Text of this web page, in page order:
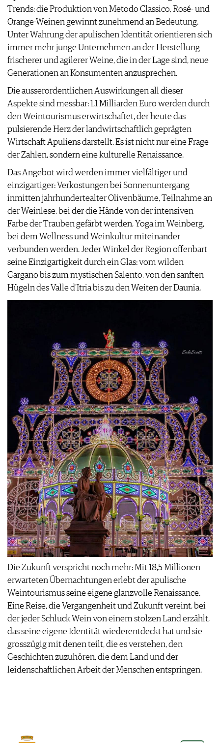
Trends: die Produktion von Metodo Classico, Rosé- und
Orange-Weinen gewinnt zunehmend an Bedeutung.
Unter Wahrung der apulischen Identität orientieren sich
immer mehr junge Unternehmen an der Herstellung
frischerer und agilerer Weine, die in der Lage sind, neue
Generationen an Konsumenten anzusprechen.
Die ausserordentlichen Auswirkungen all dieser
Aspekte sind messbar: 1,1 Milliarden Euro werden durch
den Weintourismus erwirtschaftet, der heute das
pulsierende Herz der landwirtschaftlich geprägten
Wirtschaft Apuliens darstellt. Es ist nicht nur eine Frage
der Zahlen, sondern eine kulturelle Renaissance.
Das Angebot wird werden immer vielfältiger und
einzigartiger: Verkostungen bei Sonnenuntergang
inmitten jahrhundertealter Olivenbäume, Teilnahme an
der Weinlese, bei der die Hände von der intensiven
Farbe der Trauben gefärbt werden, Yoga im Weinberg,
bei dem Wellness und Weinkultur miteinander
verbunden werden. Jeder Winkel der Region offenbart
seine Einzigartigkeit durch ein Glas: vom wilden
Gargano bis zum mystischen Salento, von den sanften
Hügeln des Valle d'Itria bis zu den Weiten der Daunia.
Die Zukunft verspricht noch mehr: Mit 18,5 Millionen
erwarteten Übernachtungen erlebt der apulische
Weintourismus seine eigene glanzvolle Renaissance.
Eine Reise, die Vergangenheit und Zukunft vereint, bei
der jeder Schluck Wein von einem stolzen Land erzählt,
das seine eigene Identität wiederentdeckt hat und sie
grosszügig mit denen teilt, die es verstehen, den
Geschichten zuzuhören, die dem Land und der
leidenschaftlichen Arbeit der Menschen entspringen.